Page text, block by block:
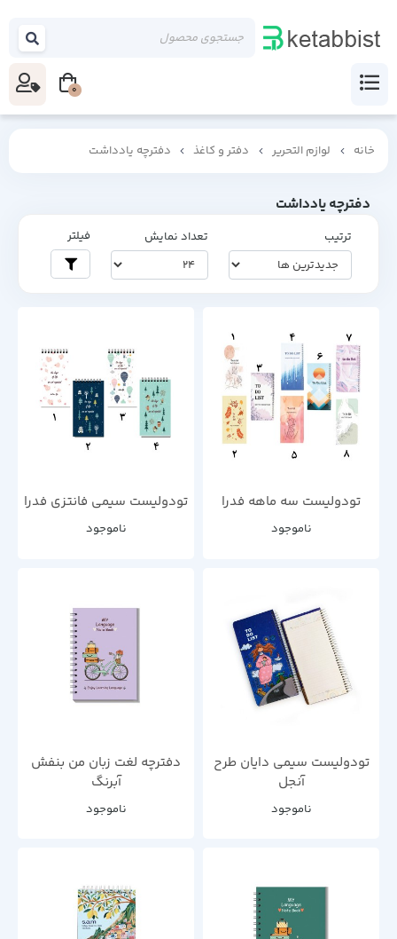
خانه لوازم التحریر دفتر و کاغذ دفترچه یادداشت
دفترچه یادداشت
ترتیب تعداد نمایش فیلتر
تودولیست سه ماهه فدرا
ناموجود
تودولیست سیمی فانتزی فدرا
ناموجود
تودولیست سیمی دایان طرح
آنجل
ناموجود
دفترچه لغت زبان من بنفش
آبرنگ
ناموجود
0